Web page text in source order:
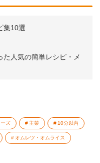
集10選
た人気の簡単レシピ・メ
ズ 主菜 10分以内
オムレツ・オムライス